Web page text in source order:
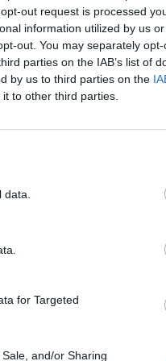
out request is processed
information utilized by us
out. You may separately
parties on the IAB’s list of
by us to third parties on the
to other third parties.
for Targeted
and/or Sharing
moderner
verwobene
von nah und